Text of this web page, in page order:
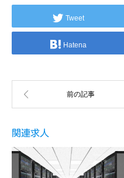
Tweet
Hatena
関連求人